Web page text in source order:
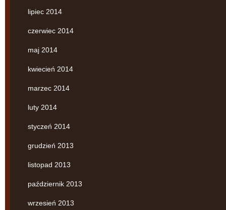
lipiec 2014
czerwiec 2014
maj 2014
kwiecień 2014
marzec 2014
luty 2014
styczeń 2014
grudzień 2013
listopad 2013
październik 2013
wrzesień 2013